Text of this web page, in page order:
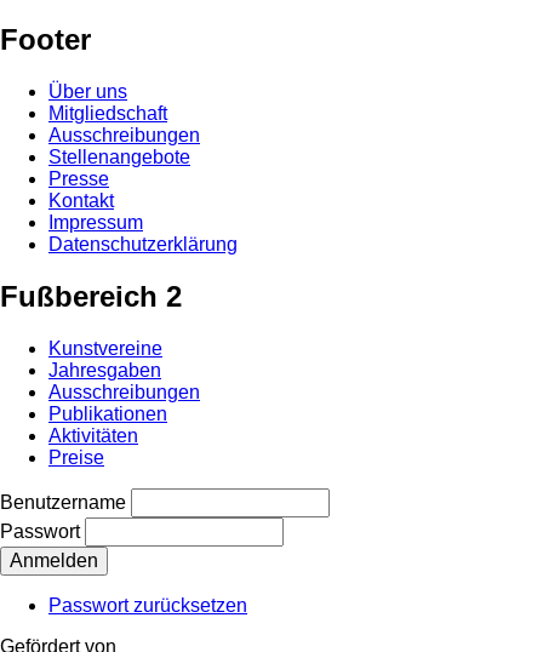
Footer
Über uns
Mitgliedschaft
Ausschreibungen
Stellenangebote
Presse
Kontakt
Impressum
Datenschutzerklärung
Fußbereich 2
Kunstvereine
Jahresgaben
Ausschreibungen
Publikationen
Aktivitäten
Preise
Benutzername
Passwort
Passwort zurücksetzen
Gefördert von